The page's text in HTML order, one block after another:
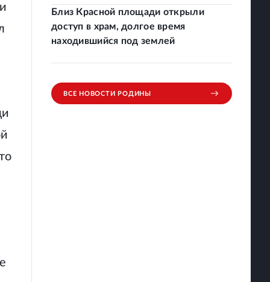
Близ Красной площади открыли
доступ в храм, долгое время
находившийся под землей
ВСЕ НОВОСТИ РОДИНЫ